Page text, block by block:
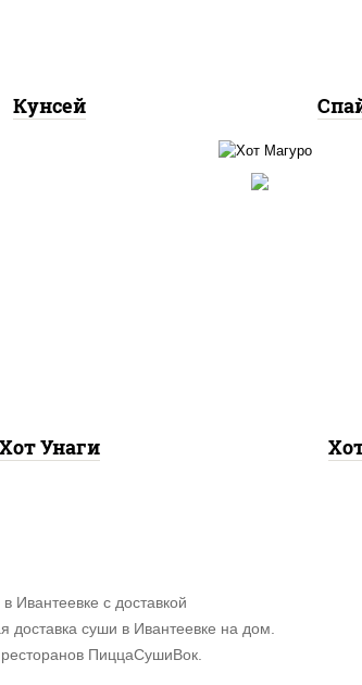
Кунсей
Хот Унаги
Ивантеевке с доставкой
доставка суши в Ивантеевке на дом.
ресторанов ПиццаСушиВок.